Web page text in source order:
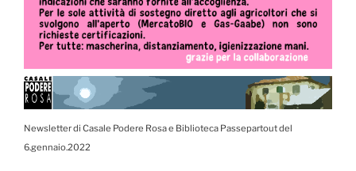
Newsletter di Casale Podere Rosa e Biblioteca Passepartout del
6.gennaio.2022